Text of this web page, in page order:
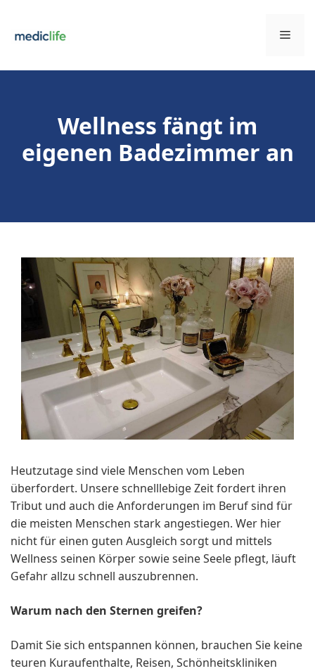
springen
Wellness fängt im
eigenen Badezimmer an
Heutzutage sind viele Menschen vom Leben
überfordert. Unsere schnelllebige Zeit fordert ihren
Tribut und auch die Anforderungen im Beruf sind für
die meisten Menschen stark angestiegen. Wer hier
nicht für einen guten Ausgleich sorgt und mittels
Wellness seinen Körper sowie seine Seele pflegt, läuft
Gefahr allzu schnell auszubrennen.
Warum nach den Sternen greifen?
Damit Sie sich entspannen können, brauchen Sie keine
teuren Kuraufenthalte, Reisen, Schönheitskliniken